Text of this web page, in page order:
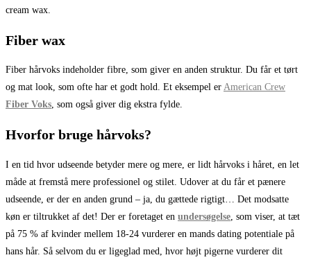
cream wax.
Fiber wax
Fiber hårvoks indeholder fibre, som giver en anden struktur. Du får et tørt
og mat look, som ofte har et godt hold. Et eksempel er American Crew
Fiber Voks, som også giver dig ekstra fylde.
Hvorfor bruge hårvoks?
I en tid hvor udseende betyder mere og mere, er lidt hårvoks i håret, en let
måde at fremstå mere professionel og stilet. Udover at du får et pænere
udseende, er der en anden grund – ja, du gættede rigtigt… Det modsatte
køn er tiltrukket af det! Der er foretaget en undersøgelse , som viser, at tæt
på 75 % af kvinder mellem 18-24 vurderer en mands dating potentiale på
hans hår. Så selvom du er ligeglad med, hvor højt pigerne vurderer dit